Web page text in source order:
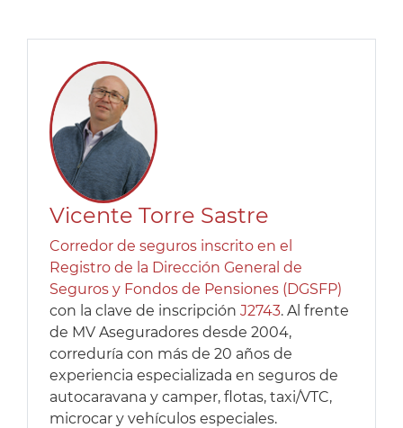
Vicente Torre Sastre
Corredor de seguros inscrito en el
Registro de la Dirección General de
Seguros y Fondos de Pensiones (DGSFP)
con la clave de inscripción J2743. Al frente
de MV Aseguradores desde 2004,
correduría con más de 20 años de
experiencia especializada en seguros de
autocaravana y camper, flotas, taxi/VTC,
microcar y vehículos especiales.